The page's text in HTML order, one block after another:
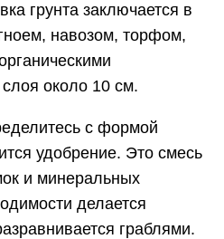
грунта заключается в
навозом, торфом,
около 10 см.
с формой
удобрение. Это смесь
и минеральных
делается
граблями.